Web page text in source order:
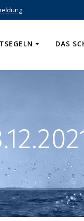
DAS